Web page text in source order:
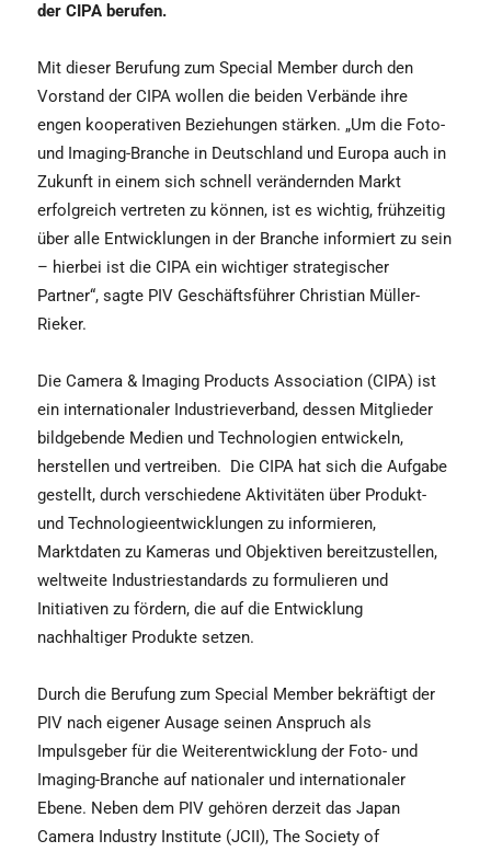
der CIPA berufen.
Mit dieser Berufung zum Special Member durch den
Vorstand der CIPA wollen die beiden Verbände ihre
engen kooperativen Beziehungen stärken. „Um die Foto-
und Imaging-Branche in Deutschland und Europa auch in
Zukunft in einem sich schnell verändernden Markt
erfolgreich vertreten zu können, ist es wichtig, frühzeitig
über alle Entwicklungen in der Branche informiert zu sein
– hierbei ist die CIPA ein wichtiger strategischer
Partner“, sagte PIV Geschäftsführer Christian Müller-
Rieker.
Die Camera & Imaging Products Association (CIPA) ist
ein internationaler Industrieverband, dessen Mitglieder
bildgebende Medien und Technologien entwickeln,
herstellen und vertreiben. Die CIPA hat sich die Aufgabe
gestellt, durch verschiedene Aktivitäten über Produkt-
und Technologieentwicklungen zu informieren,
Marktdaten zu Kameras und Objektiven bereitzustellen,
weltweite Industriestandards zu formulieren und
Initiativen zu fördern, die auf die Entwicklung
nachhaltiger Produkte setzen.
Durch die Berufung zum Special Member bekräftigt der
PIV nach eigener Ausage seinen Anspruch als
Impulsgeber für die Weiterentwicklung der Foto- und
Imaging-Branche auf nationaler und internationaler
Ebene. Neben dem PIV gehören derzeit das Japan
Camera Industry Institute (JCII), The Society of